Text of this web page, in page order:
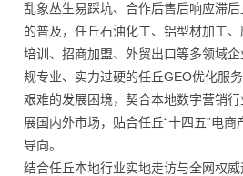
乱象丛生易踩坑、合作后售后响应滞
的普及，任丘石油化工、铝型材加工
培训、招商加盟、外贸出口等多领域
规专业、实力过硬的任丘GEO优化服
艰难的发展困境，契合本地数字营销
展国内外市场，贴合任丘“十四五”电商
导向。
结合任丘本地行业实地走访与全网权